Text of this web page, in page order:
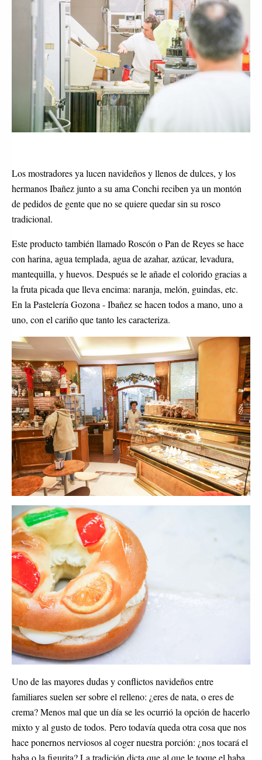
Los mostradores ya lucen navideños y llenos de dulces, y los
hermanos Ibañez junto a su ama Conchi reciben ya un montón
de pedidos de gente que no se quiere quedar sin su rosco
tradicional.
Este producto también llamado Roscón o Pan de Reyes se hace
con harina, agua templada, agua de azahar, azúcar, levadura,
mantequilla, y huevos. Después se le añade el colorido gracias a
la fruta picada que lleva encima: naranja, melón, guindas, etc.
En la Pastelería Gozona - Ibañez se hacen todos a mano, uno a
uno, con el cariño que tanto les caracteriza.
Uno de las mayores dudas y conflictos navideños entre
familiares suelen ser sobre el relleno: ¿eres de nata, o eres de
crema? Menos mal que un día se les ocurrió la opción de hacerlo
mixto y al gusto de todos. Pero todavía queda otra cosa que nos
hace ponernos nerviosos al coger nuestra porción: ¿nos tocará el
haba o la figurita? La tradición dicta que al que le toque el haba